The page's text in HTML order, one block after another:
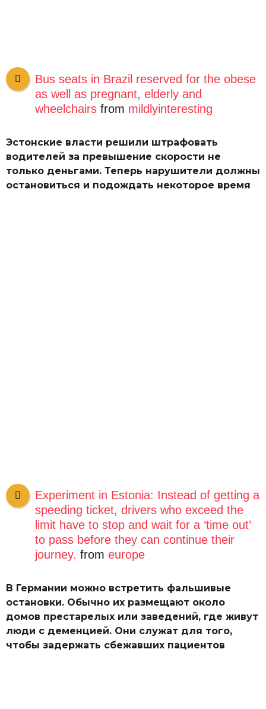
Bus seats in Brazil reserved for the obese
as well as pregnant, elderly and
wheelchairsfrom mildlyinteresting
Эстонские власти решили штрафовать
водителей за превышение скорости не
только деньгами. Теперь нарушители должны
остановиться и подождать некоторое время
Experiment in Estonia: Instead of getting a
speeding ticket, drivers who exceed the
limit have to stop and wait for a ‘time out’
to pass before they can continue their
journey. from europe
В Германии можно встретить фальшивые
остановки. Обычно их размещают около
домов престарелых или заведений, где живут
люди с деменцией. Они служат для того,
чтобы задержать сбежавших пациентов